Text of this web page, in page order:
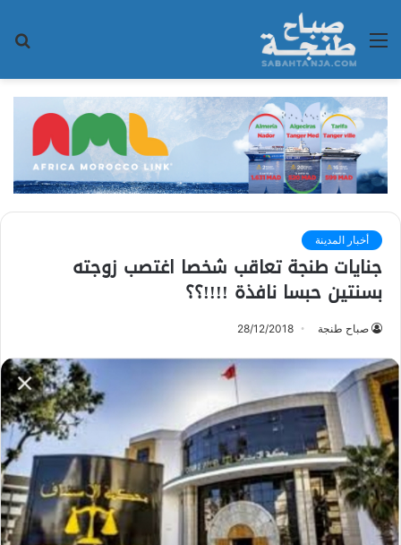
القائمة
أخبار المدينة
جنايات طنجة تعاقب شخصا اغتصب زوجته
بسنتين حبسا نافذة !!!!؟؟
صباح طنجة 28/12/2018